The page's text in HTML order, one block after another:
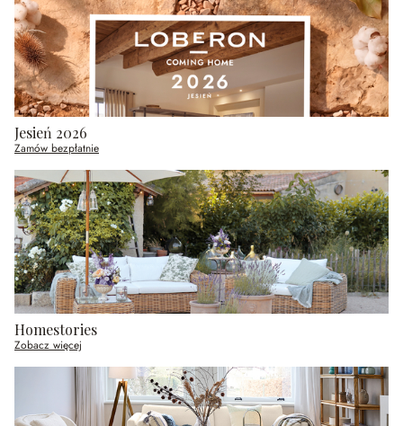
Jesień 2026
Zamów bezpłatnie
Homestories
Zobacz więcej